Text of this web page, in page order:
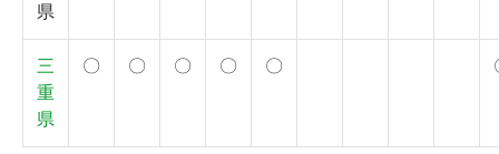
県
三
重
県
〇 〇 〇 〇 〇